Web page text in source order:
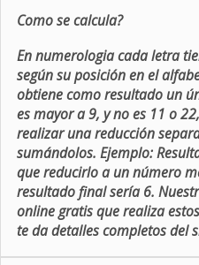
Como se calcula?
En numerologia cada letra
según su posición en el
obtiene como resultado un
es mayor a 9, y no es 11 o
realizar una reducción
sumándolos. Ejemplo:
que reducirlo a un número
resultado final sería 6.
online gratis que realiza
te da detalles completos del